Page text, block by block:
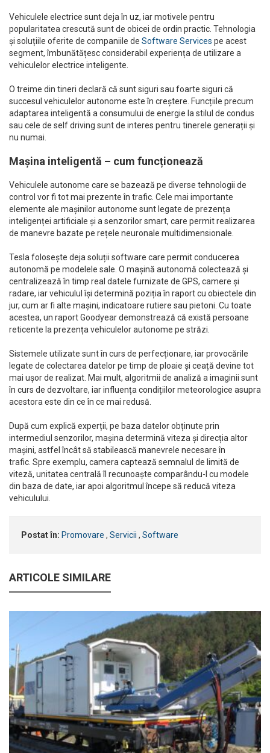
Vehiculele electrice sunt deja în uz, iar motivele pentru
popularitatea crescută sunt de obicei de ordin practic. Tehnologia
și soluțiile oferite de companiile de Software Services pe acest
segment, îmbunătățesc considerabil experiența de utilizare a
vehiculelor electrice inteligente.
O treime din tineri declară că sunt siguri sau foarte siguri că
succesul vehiculelor autonome este în creștere. Funcțiile precum
adaptarea inteligentă a consumului de energie la stilul de condus
sau cele de self driving sunt de interes pentru tinerele generații și
nu numai.
Mașina inteligentă – cum funcționează
Vehiculele autonome care se bazează pe diverse tehnologii de
control vor fi tot mai prezente în trafic. Cele mai importante
elemente ale mașinilor autonome sunt legate de prezența
inteligenței artificiale și a senzorilor smart, care permit realizarea
de manevre bazate pe rețele neuronale multidimensionale.
Tesla folosește deja soluții software care permit conducerea
autonomă pe modelele sale. O mașină autonomă colectează și
centralizează în timp real datele furnizate de GPS, camere și
radare, iar vehiculul își determină poziția în raport cu obiectele din
jur, cum ar fi alte mașini, indicatoare rutiere sau pietoni. Cu toate
acestea, un raport Goodyear demonstrează că există persoane
reticente la prezența vehiculelor autonome pe străzi.
Sistemele utilizate sunt în curs de perfecționare, iar provocările
legate de colectarea datelor pe timp de ploaie și ceață devine tot
mai ușor de realizat. Mai mult, algoritmii de analiză a imaginii sunt
în curs de dezvoltare, iar influența condițiilor meteorologice asupra
acestora este din ce în ce mai redusă.
După cum explică experții, pe baza datelor obținute prin
intermediul senzorilor, mașina determină viteza și direcția altor
mașini, astfel încât să stabilească manevrele necesare în
trafic. Spre exemplu, camera captează semnalul de limită de
viteză, unitatea centrală îl recunoaște comparându-l cu modele
din baza de date, iar apoi algoritmul începe să reducă viteza
vehiculului.
Postat în: Promovare , Servicii , Software
ARTICOLE SIMILARE